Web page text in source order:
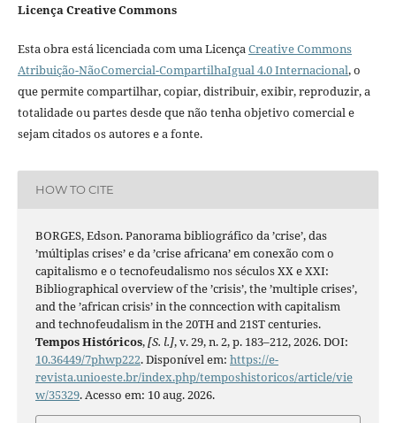
Licença Creative Commons
Esta obra está licenciada com uma LicençaCreative Commons
Atribuição-NãoComercial-CompartilhaIgual 4.0 Internacional, o
que permite compartilhar, copiar, distribuir, exibir, reproduzir, a
totalidade ou partes desde que não tenha objetivo comercial e
sejam citados os autores e a fonte.
HOW TO CITE
BORGES, Edson. Panorama bibliográfico da ’crise’, das
’múltiplas crises’ e da ’crise africana’ em conexão com o
capitalismo e o tecnofeudalismo nos séculos XX e XXI:
Bibliographical overview of the ’crisis’, the ’multiple crises’,
and the ’african crisis’ in the conncection with capitalism
and technofeudalism in the 20TH and 21ST centuries.
Tempos Históricos,[S. l.], v. 29, n. 2, p. 183–212, 2026. DOI:
10.36449/7phwp222. Disponível em: https://e-
revista.unioeste.br/index.php/temposhistoricos/article/vie
w/35329. Acesso em: 10 aug. 2026.